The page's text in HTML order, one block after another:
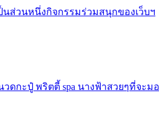
นส่วนหนึ่งกิจกรรมร่วมสนุกของเว็บฯ
วดกะปู๋ พริตตี้ spa นางฟ้าสวยๆที่จ